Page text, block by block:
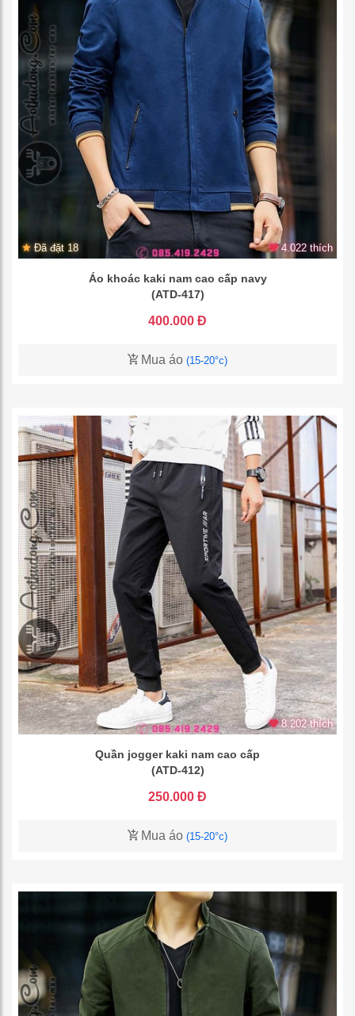
Đã đặt 18 4.022 thích
Áo khoác kaki nam cao cấp navy
(ATD-417)
400.000 Đ
Mua áo (15-20°c)
8.202 thích
Quần jogger kaki nam cao cấp
(ATD-412)
250.000 Đ
Mua áo (15-20°c)